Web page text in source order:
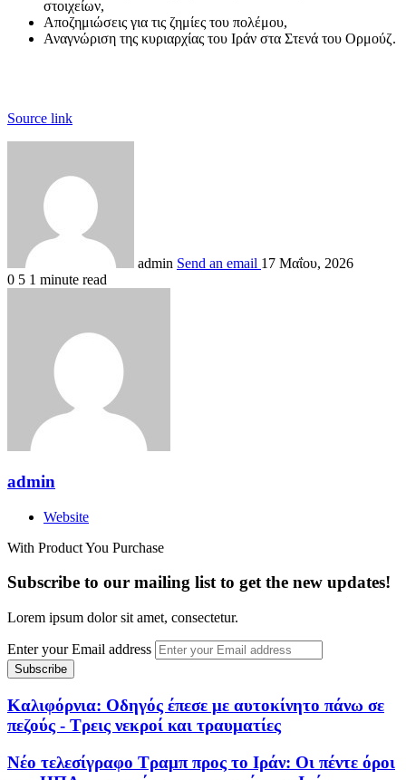
στοιχείων,
Αποζημιώσεις για τις ζημίες του πολέμου,
Αναγνώριση της κυριαρχίας του Ιράν στα Στενά του Ορμούζ.
Source link
admin Send an email 17 Μαΐου, 2026
0 5 1 minute read
admin
Website
With Product You Purchase
Subscribe to our mailing list to get the new updates!
Lorem ipsum dolor sit amet, consectetur.
Enter your Email address
Καλιφόρνια: Οδηγός έπεσε με αυτοκίνητο πάνω σε
πεζούς - Τρεις νεκροί και τραυματίες
Νέο τελεσίγραφο Τραμπ προς το Ιράν: Οι πέντε όροι